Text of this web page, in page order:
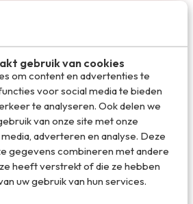
gebruik van cookies
om content en advertenties te
voor social media te bieden
te analyseren. Ook delen we
van onze site met onze
adverteren en analyse. Deze
gegevens combineren met andere
heeft verstrekt of die ze hebben
uw gebruik van hun services.
van dit moment
2026: de beste
en aanbiedingen
Vakantiediscounter.nl
de beste hotels voor jouw